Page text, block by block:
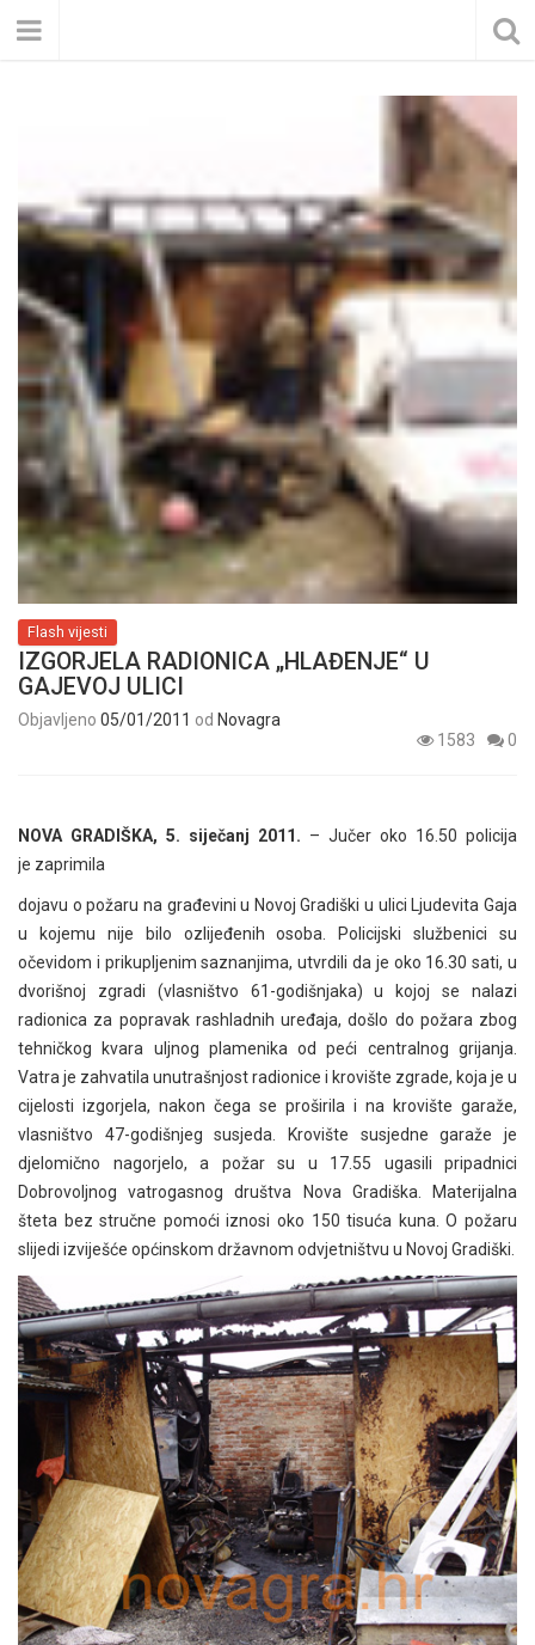
Flash vijesti
IZGORJELA RADIONICA „HLAĐENJE“ U
GAJEVOJ ULICI
Objavljeno 05/01/2011 od Novagra
1583
0
NOVA GRADIŠKA, 5. siječanj 2011. – Jučer oko 16.50 policija
je zaprimila
dojavu o požaru na građevini u Novoj Gradiški u ulici Ljudevita Gaja
u kojemu nije bilo ozlijeđenih osoba. Policijski službenici su
očevidom i prikupljenim saznanjima, utvrdili da je oko 16.30 sati, u
dvorišnoj zgradi (vlasništvo 61-godišnjaka) u kojoj se nalazi
radionica za popravak rashladnih uređaja, došlo do požara zbog
tehničkog kvara uljnog plamenika od peći centralnog grijanja.
Vatra je zahvatila unutrašnjost radionice i krovište zgrade, koja je u
cijelosti izgorjela, nakon čega se proširila i na krovište garaže,
vlasništvo 47-godišnjeg susjeda. Krovište susjedne garaže je
djelomično nagorjelo, a požar su u 17.55 ugasili pripadnici
Dobrovoljnog vatrogasnog društva Nova Gradiška. Materijalna
šteta bez stručne pomoći iznosi oko 150 tisuća kuna. O požaru
slijedi izviješće općinskom državnom odvjetništvu u Novoj Gradiški.